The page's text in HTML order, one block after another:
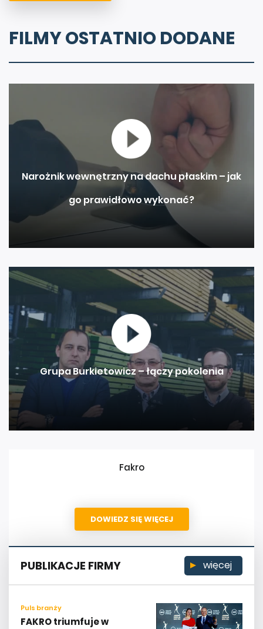
FILMY OSTATNIO DODANE
Narożnik wewnętrzny na dachu płaskim – jak
go prawidłowo wykonać?
Grupa Burkietowicz – łączy pokolenia
Fakro
DOWIEDZ SIĘ WIĘCEJ
PUBLIKACJE FIRMY więcej
Puls branży
FAKRO triumfuje w